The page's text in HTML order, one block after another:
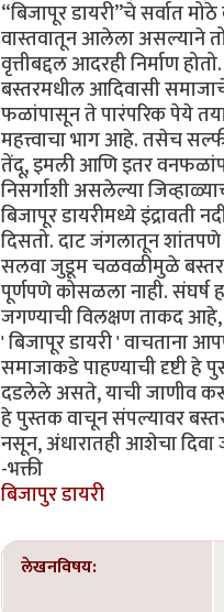
“बिजापूर डायरी”चे सर्वात
वास्तवातून आलेला असल्याने तो
वृत्तीबद्दल आदरही निर्माण होतो.
बस्तरमधील आदिवासी
फळांपासून ते पारंपरिक पेये
महत्त्वाचा भाग आहे. तसेच
तेंदू, इमली आणि इतर
निसर्गाशी असलेल्या
बिजापूर डायरीमध्ये
दिसतो. दाट जंगलातून शांतपणे
सलवा जुडूम चळवळीमुळे
पूर्णपणे कोसळला नाही. संघर्ष
जगण्याची विलक्षण ताकद
' बिजापूर डायरी ' वाचताना
समाजाकडे पाहण्याची दृष्टी हे
दडलेले असते, याची जाणीव
हे पुस्तक वाचून संपल्यावर
नसून, अंधारातही आशेचा
-भक्ती
बिजापुर डायरी
लेखनविषय: